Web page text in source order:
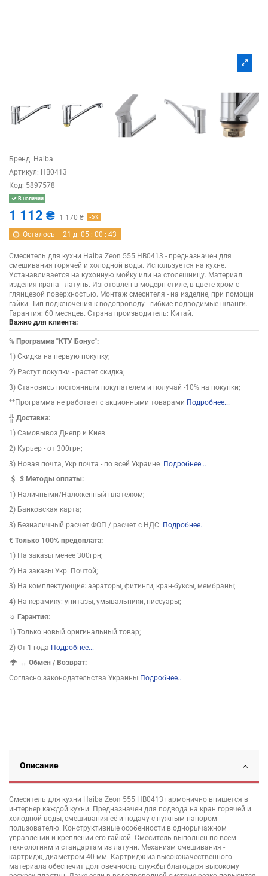
Бренд: Haiba
Артикул: HB0413
Код: 5897578
В наличии
1 112 ₴ 1 170 ₴ -5%
Осталось 21 д. 05 :00 :43
Смеситель для кухни Haiba Zeon 555 HB0413 - предназначен для
смешивания горячей и холодной воды. Используется на кухне.
Устанавливается на кухонную мойку или на столешницу. Материал
изделия крана - латунь. Изготовлен в модерн стиле, в цвете хром с
глянцевой поверхностью. Монтаж смесителя - на изделие, при помощи
гайки. Тип подключения к водопроводу - гибкие подводимые шланги.
Гарантия: 60 месяцев. Страна производитель: Китай.
Важно для клиента:
% Программа "КТУ Бонус":
1) Скидка на первую покупку;
2) Растут покупки - растет скидка;
3) Становись постоянным покупателем и получай -10% на покупки;
**Программа не работает с акционными товарами Подробнее...
╬ Доставка:
1) Самовывоз Днепр и Киев
2) Курьер - от 300грн;
3) Новая почта, Укр почта - по всей Украине Подробнее...
$ Методы оплаты:
1) Наличными/Наложенный платежом;
2) Банковская карта;
3) Безналичный расчет ФОП / расчет с НДС. Подробнее...
€ Только 100% предоплата:
1) На заказы менее 300грн;
2) На заказы Укр. Почтой;
3) На комплектующие: аэраторы, фитинги, кран-буксы, мембраны;
4) На керамику: унитазы, умывальники, писсуары;
☼ Гарантия:
1) Только новый оригинальный товар;
2) От 1 года Подробнее...
↔Обмен / Возврат:
Согласно законодательства Украины Подробнее...
Описание
Смеситель для кухни Haiba Zeon 555 HB0413 гармонично впишется в
интерьер каждой кухни. Предназначен для подвода на кран горячей и
холодной воды, смешивания её и подачу с нужным напором
пользователю. Конструктивные особенности в однорычажном
управлении и креплении его гайкой. Смеситель выполнен по всем
технологиям и стандартам из латуни. Механизм смешивания -
картридж, диаметром 40 мм. Картридж из высококачественного
материала обеспечит долговечность службы благодаря высокому